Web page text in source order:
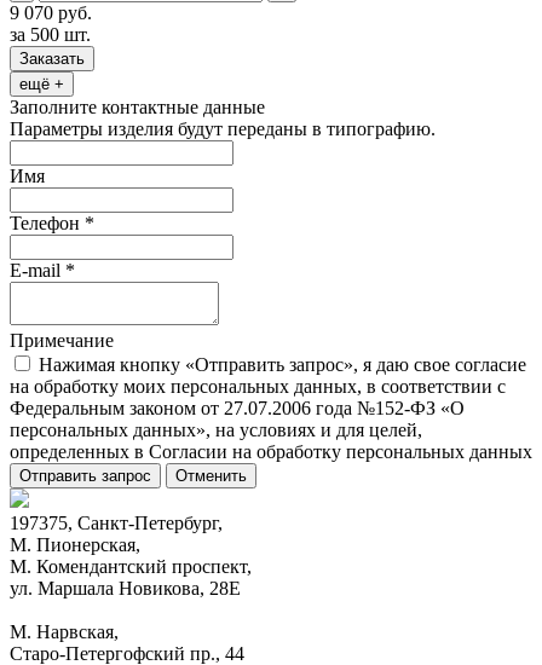
9 070 руб.
за 500 шт.
Заказать
ещё +
Заполните контактные данные
Параметры изделия будут переданы в типографию.
Имя
Телефон *
E-mail *
Примечание
Нажимая кнопку «Отправить запрос», я даю свое согласие
на обработку моих персональных данных, в соответствии с
Федеральным законом от 27.07.2006 года №152-ФЗ «О
персональных данных», на условиях и для целей,
определенных в Согласии на обработку персональных данных
Отправить запрос Отменить
197375, Санкт-Петербург,
М. Пионерская,
М. Комендантский проспект,
ул. Маршала Новикова, 28Е
М. Нарвская,
Старо-Петергофский пр., 44